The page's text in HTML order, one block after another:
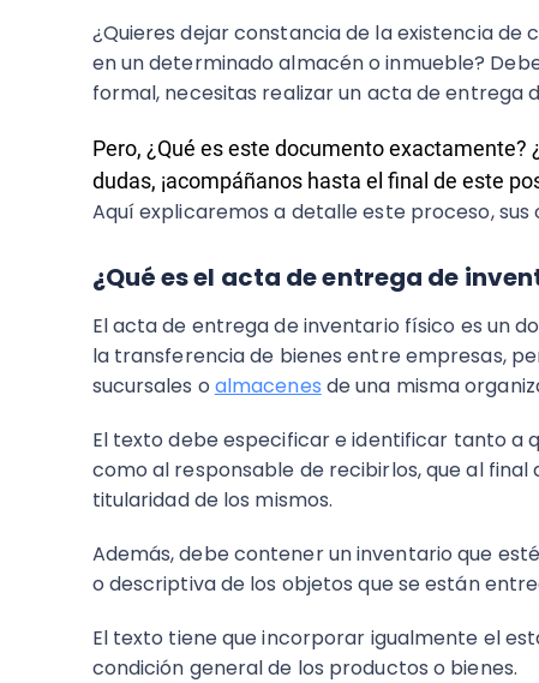
¿Quieres dejar constancia de la existencia
en un determinado almacén o inmueble?
formal, necesitas realizar un acta de entrega
Pero, ¿Qué es este documento exactamente?
dudas, ¡acompáñanos hasta el final de este
Aquí explicaremos a detalle este proceso,
¿Qué es el acta de entrega de
El acta de entrega de inventario físico es un
la transferencia de bienes entre empresas,
sucursales o almacenes de una misma
El texto debe especificar e identificar tanto a
como al responsable de recibirlos, que al
titularidad de los mismos.
Además, debe contener un inventario que
o descriptiva de los objetos que se están
El texto tiene que incorporar igualmente el
condición general de los productos o bienes.